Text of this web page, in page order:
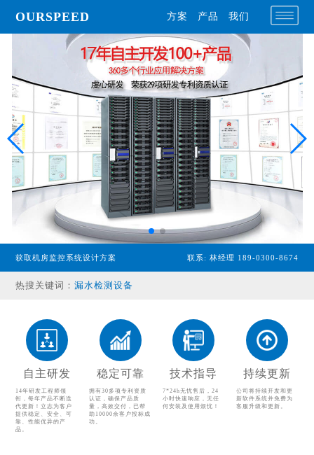
OURSPEED 方案 产品 我们
获取机房监控系统设计方案 联系: 林经理 189-0300-8674
热搜关键词：
专业型主机
漏水检测设备
配电监控设备
气体监控设备
其他配件产品
自主研发
14年研发工程师领
衔，每年产品不断迭
代更新！立志为客户
提供稳定、安全、可
靠、性能优异的产
品。
稳定可靠
拥有30多项专利资质
认证，确保产品质
量，高效交付，已帮
助10000余客户投标成
功。
技术指导
7*24h无忧售后，24
小时快速响应，无任
何安装及使用烦忧！
持续更新
公司将持续开发和更
新软件系统并免费为
客服升级和更新。